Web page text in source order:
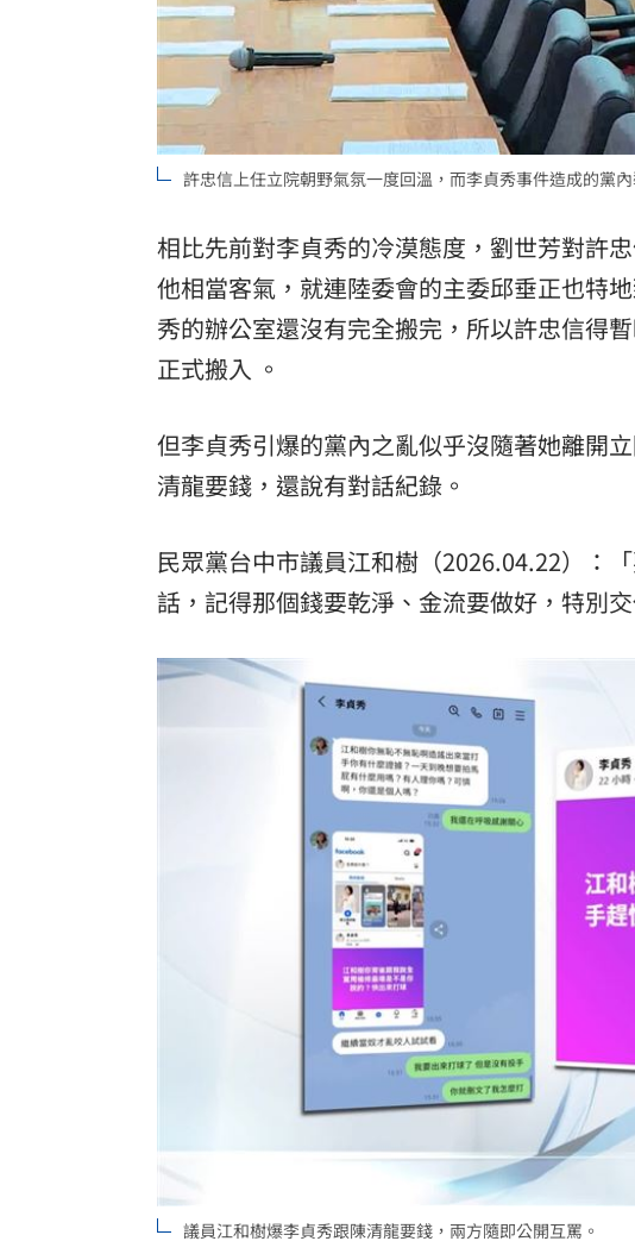
許忠信上任立院朝野氣氛一度回溫，而李貞秀事件造成的黨
相比先前對李貞秀的冷漠態度，劉世芳對許
他相當客氣，就連陸委會的主委邱垂正也特
秀的辦公室還沒有完全搬完，所以許忠信得
正式搬入 。
但李貞秀引爆的黨內之亂似乎沒隨著她離開
清龍要錢，還說有對話紀錄。
民眾黨台中市議員江和樹（2026.04.22）：
話，記得那個錢要乾淨、金流要做好，特別交
議員江和樹爆李貞秀跟陳清龍要錢，兩方隨即公開互罵。